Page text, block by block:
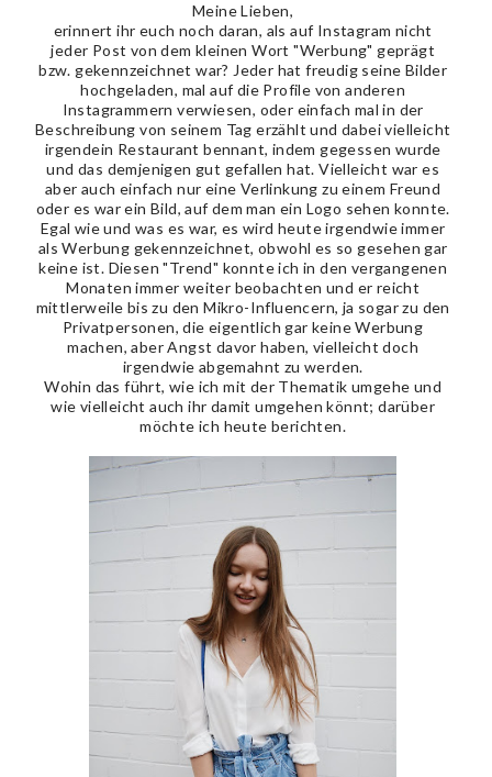
Meine Lieben,
erinnert ihr euch noch daran, als auf Instagram nicht
jeder Post von dem kleinen Wort "Werbung" geprägt
bzw. gekennzeichnet war? Jeder hat freudig seine Bilder
hochgeladen, mal auf die Profile von anderen
Instagrammern verwiesen, oder einfach mal in der
Beschreibung von seinem Tag erzählt und dabei vielleicht
irgendein Restaurant bennant, indem gegessen wurde
und das demjenigen gut gefallen hat. Vielleicht war es
aber auch einfach nur eine Verlinkung zu einem Freund
oder es war ein Bild, auf dem man ein Logo sehen konnte.
Egal wie und was es war, es wird heute irgendwie immer
als Werbung gekennzeichnet, obwohl es so gesehen gar
keine ist. Diesen "Trend" konnte ich in den vergangenen
Monaten immer weiter beobachten und er reicht
mittlerweile bis zu den Mikro-Influencern, ja sogar zu den
Privatpersonen, die eigentlich gar keine Werbung
machen, aber Angst davor haben, vielleicht doch
irgendwie abgemahnt zu werden.
Wohin das führt, wie ich mit der Thematik umgehe und
wie vielleicht auch ihr damit umgehen könnt; darüber
möchte ich heute berichten.